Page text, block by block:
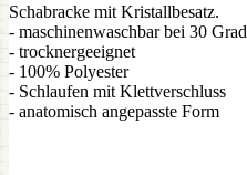
Schabracke mit Kristallbesatz.
- maschinenwaschbar bei 30 Grad
- trocknergeeignet
- 100% Polyester
- Schlaufen mit Klettverschluss
- anatomisch angepasste Form